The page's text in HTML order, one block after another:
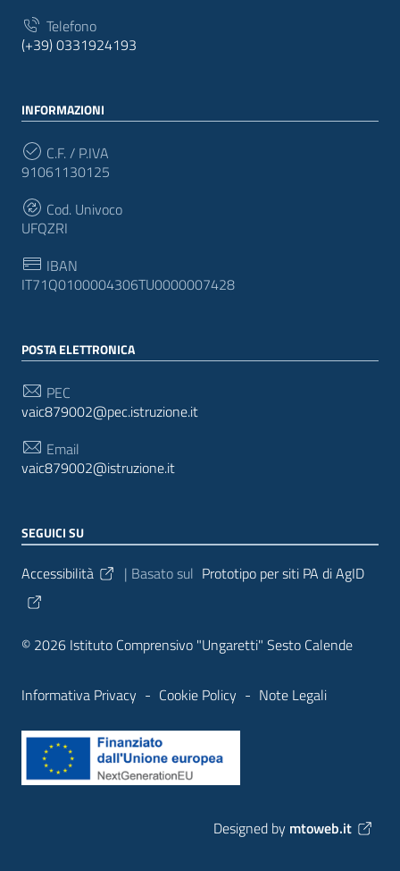
Telefono
(+39) 0331924193
INFORMAZIONI
C.F. / P.IVA
91061130125
Cod. Univoco
UFQZRI
IBAN
IT71Q0100004306TU0000007428
POSTA ELETTRONICA
PEC
vaic879002@pec.istruzione.it
Email
vaic879002@istruzione.it
SEGUICI SU
Sezione Link Utili
Accessibilità | Basato sul Prototipo per siti PA di AgID
© 2026 Istituto Comprensivo "Ungaretti" Sesto Calende
Informativa Privacy - Cookie Policy - Note Legali
Designed by mtoweb.it